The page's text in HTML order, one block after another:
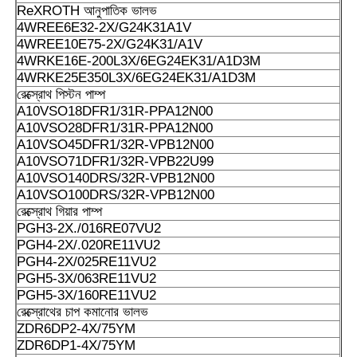
A10VSO100DRS/32R-VPB12N00
A10VSO100DRS/32R-VPB12N00-S1439
A10VSO100DFR1/31R-PPA12N00
A10VSO100DR/31R-PPA12N00
A10VSO100DR/52R-PPA14N00
A10VSO100DRG/52R PUC64N00
A10VSO 140 DFLR/31R-PPA12N00
A10VSO140DFR/31R-PPB12N00
A10VSO140DR/31R-PBB12N00
A10VSO140DRS/32R-VPB12N00
ReXROTH আনুপাতিক ভালভ
4WREE6E32-2X/G24K31A1V
4WREE10E75-2X/G24K31/A1V
4WRKE16E-200L3X/6EG24EK31/A1D3M
4WRKE25E350L3X/6EG24EK31/A1D3M
রেক্স্রোথ পিস্টন পাম্প
A10VSO18DFR1/31R-PPA12N00
A10VSO28DFR1/31R-PPA12N00
A10VSO45DFR1/32R-VPB12N00
A10VSO71DFR1/32R-VPB22U99
A10VSO140DRS/32R-VPB12N00
A10VSO100DRS/32R-VPB12N00
রেক্স্রোথ গিয়ার পাম্প
PGH3-2X./016RE07VU2
PGH4-2X/.020RE11VU2
PGH4-2X/025RE11VU2
PGH5-3X/063RE11VU2
PGH5-3X/160RE11VU2
রেক্স্রোথের চাপ কমানোর ভালভ
ZDR6DP2-4X/75YM
ZDR6DP1-4X/75YM